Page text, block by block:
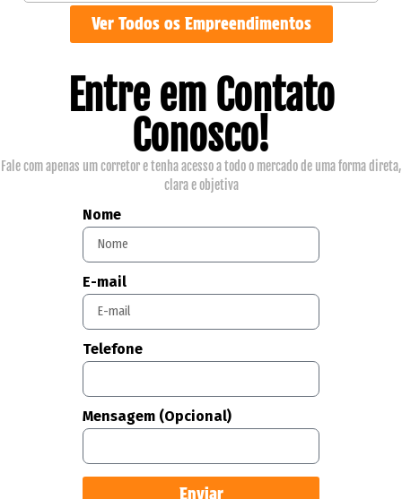
Ver Todos os Empreendimentos
Entre em Contato
Conosco!
Fale com apenas um corretor e tenha acesso a todo o mercado de uma forma direta,
clara e objetiva
Nome
E-mail
Telefone
Mensagem (Opcional)
Enviar